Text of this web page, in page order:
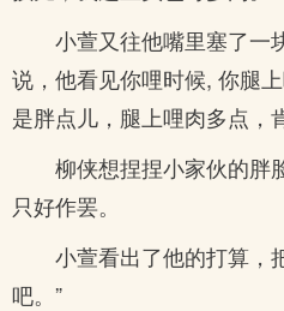
小萱又往他嘴里塞了一
说，他看见你哩时候, 你腿
是胖点儿，腿上哩肉多点，
柳侠想捏捏小家伙的胖
只好作罢。
小萱看出了他的打算，
吧。”